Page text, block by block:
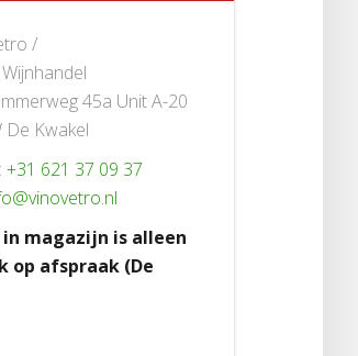
/
45a Unit A-20
De Kwakel
+31 621 37 09 37
magazijn is alleen
op afspraak (De